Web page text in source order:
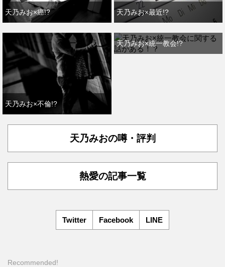
天乃みお×癌!? 天乃みお×最近!?
天乃みお×不倫!?
天乃みお×統一教会!?
天乃みおの噂・評判
熱愛の記事一覧
Twitter Facebook LINE
Recommended!